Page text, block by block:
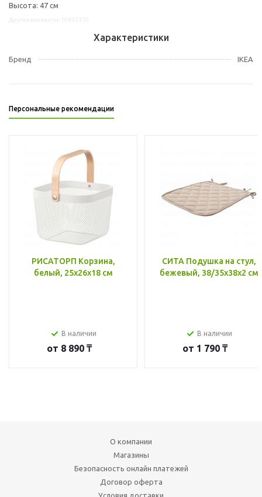
Высота: 47 см
Характеристики
Бренд IKEA
Персональные рекомендации
РИСАТОРП Корзина,
белый, 25x26x18 см
В наличии
от 8 890 ₸
СИТА Подушка на стул,
бежевый, 38/35x38x2 см
В наличии
от 1 790 ₸
О компании
Магазины
Безопасность онлайн платежей
Договор оферта
Условия доставки